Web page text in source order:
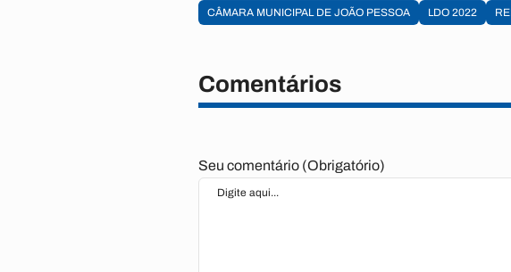
CÂMARA MUNICIPAL DE JOÃO PESSOA LDO 2022
Comentários
Seu comentário (Obrigatório)